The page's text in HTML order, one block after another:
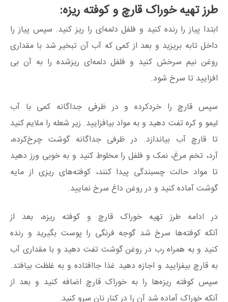
طرز تهیه خوراک قارچ و کوفته ریزه:
ابتدا پیاز را رنده کنید و فلفل دلمه‌ای را ریز کنید. سپس پیاز را
داخل تابه بریزید و بعد از کمی که آب آن تبخیر شد با مقداری
روغن نیمسرخش کنید و فلفل دلمه‌ای ریزشده را به آن بی
افزایید تا سرخ شود.
سپس قارچ راخردکرده و در ظرفی جداگانه کمی با آب‌
لیمو وکره تفت‌ دهید و به مواد بیافزایید. زیر شعله را ملایمکنید
تا قارچ آب بیاندازد. در ظرفی جداگانه گوشت چرخ‌کرده،
آرد، تخم‌ مرغ، نمک و فلفل را مخلوطکنید و به خوبی ورز دهید
تا مواد حالت چسبندگی پیدا کنند،کوفته‌های ریزی از مایه
گوشت آماده کنید و در روغن داغ سرخ نمایید.
در ادامه طرز تهیه خوراک قارچ و کوفته ریزه، بعد از
آنکه کوفته‌ها سرخ شدگوجه‌ فرنگی را پوست بگیرید و رنده
کنید و به همراه رب در روغن گوشت تفت‌ دهید و با مقداری آب
به قارچ بیفزایید و اجازه دهید غذا جاافتادهو به غلظت بیافتد.
سپس کوفته ریزه‌ها را به خوراک قارچ اضافهکنید وبعد از
آنکه خوراک آماده شد آن را در کنار نان سروکنید.